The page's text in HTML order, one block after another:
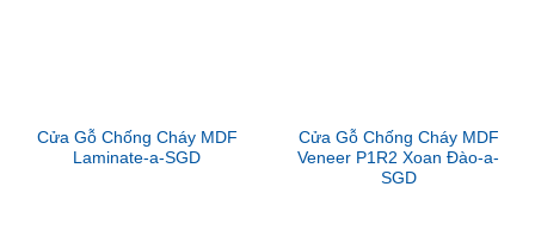
Cửa Gỗ Chống Cháy MDF
Laminate-a-SGD
Cửa Gỗ Chống Cháy MDF
Veneer P1R2 Xoan Đào-a-
SGD